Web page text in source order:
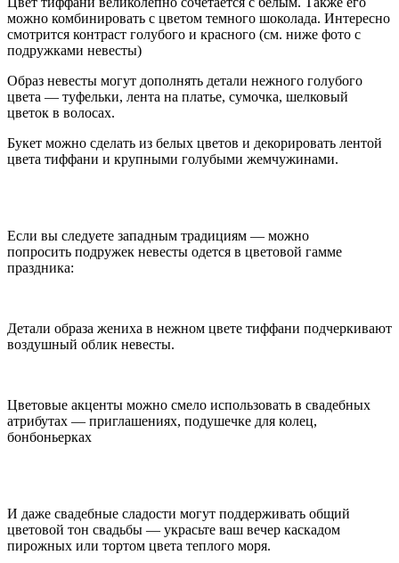
можно комбинировать с цветом темного шоколада. Интересно
смотрится контраст голубого и красного (см. ниже фото с
подружками невесты)
Образ невесты могут дополнять детали нежного голубого
цвета — туфельки, лента на платье, сумочка, шелковый
цветок в волосах.
Букет можно сделать из белых цветов и декорировать лентой
цвета тиффани и крупными голубыми жемчужинами.
Если вы следуете западным традициям — можно
попросить подружек невесты одется в цветовой гамме
праздника:
Детали образа жениха в нежном цвете тиффани подчеркивают
воздушный облик невесты.
Цветовые акценты можно смело использовать в свадебных
атрибутах — приглашениях, подушечке для колец,
бонбоньерках
И даже свадебные сладости могут поддерживать общий
цветовой тон свадьбы — украсьте ваш вечер каскадом
пирожных или тортом цвета теплого моря.